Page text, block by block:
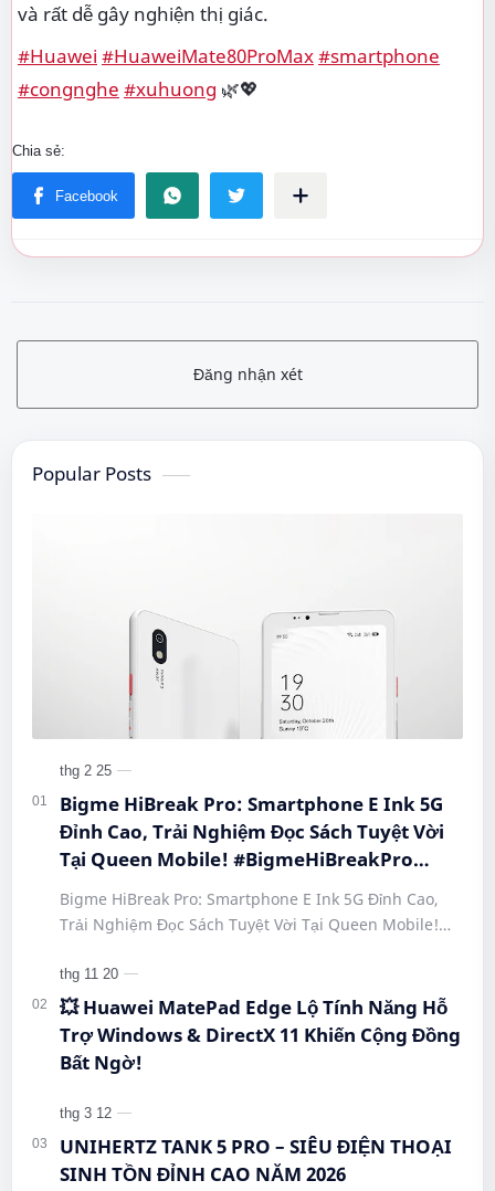
và rất dễ gây nghiện thị giác.
#Huawei #HuaweiMate80ProMax#smartphone
#congnghe #xuhuong 🌿💖
Đăng nhận xét
Popular Posts
Bigme HiBreak Pro: Smartphone E Ink 5G
Đỉnh Cao, Trải Nghiệm Đọc Sách Tuyệt Vời
Tại Queen Mobile! #BigmeHiBreakPro
#SmartphoneEInk #QueenMobile
#HiBreakPro5G #DienThoaiDocSach
#CongNgheMoi #MuaSamThongMinh
#EInkPhone #5GSmartphone
Bigme HiBreak Pro: Smartphone E Ink 5G Đỉnh Cao,
Trải Nghiệm Đọc Sách Tuyệt Vời Tại Queen Mobile!
#Hi…
💥 Huawei MatePad Edge Lộ Tính Năng Hỗ
Trợ Windows & DirectX 11 Khiến Cộng Đồng
Bất Ngờ!
UNIHERTZ TANK 5 PRO – SIÊU ĐIỆN THOẠI
SINH TỒN ĐỈNH CAO NĂM 2026